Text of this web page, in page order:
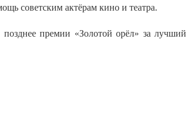
советским актёрам кино и театра.
премии «Золотой орёл» за лучший